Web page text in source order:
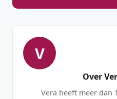
V
Over
Vera heeft meer dan